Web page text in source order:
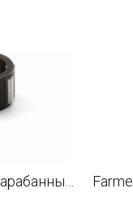
FarmerBoss™ Барабанный подшипник с игольчатым сепаратором 10x16x12 для STL MS361 MS360 MS440 MS460 MS660 Щеткорез OEM 9512 933 2380